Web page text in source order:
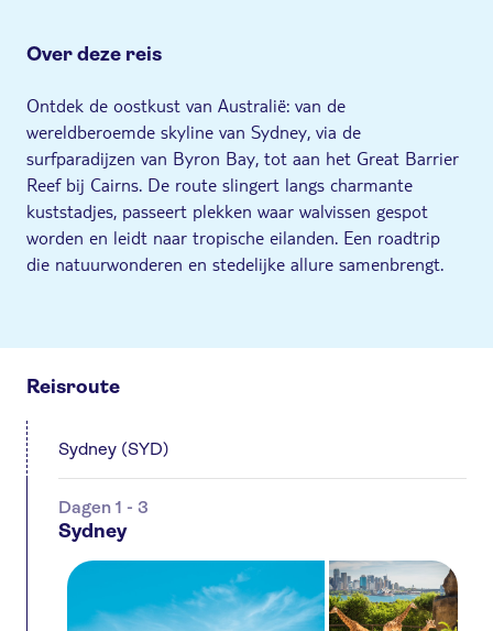
Over deze reis
Ontdek de oostkust van Australië: van de
wereldberoemde skyline van Sydney, via de
surfparadijzen van Byron Bay, tot aan het Great Barrier
Reef bij Cairns. De route slingert langs charmante
kuststadjes, passeert plekken waar walvissen gespot
worden en leidt naar tropische eilanden. Een roadtrip
die natuurwonderen en stedelijke allure samenbrengt.
Reisroute
Sydney (SYD)
Dagen 1 - 3
Sydney